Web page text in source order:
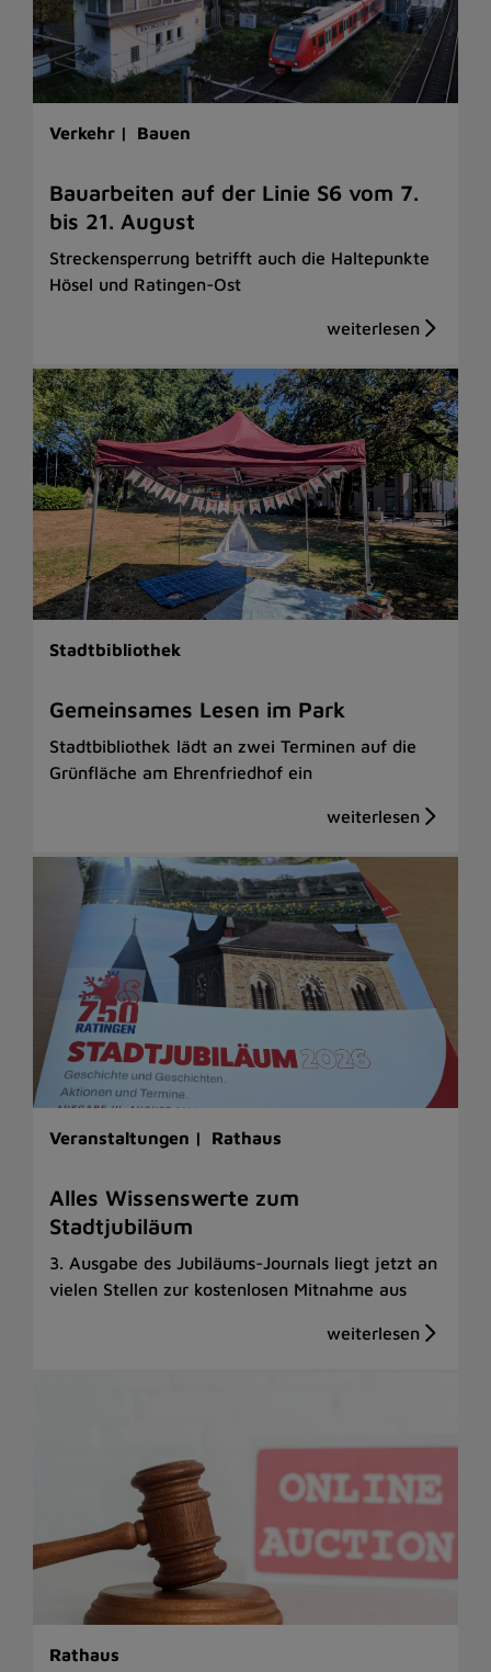
Verkehr | Bauen
Bauarbeiten auf der Linie S6 vom 7.
bis 21. August
Streckensperrung betrifft auch die Haltepunkte
Hösel und Ratingen-Ost
Stadtbibliothek
Gemeinsames Lesen im Park
Stadtbibliothek lädt an zwei Terminen auf die
Grünfläche am Ehrenfriedhof ein
Veranstaltungen | Rathaus
Alles Wissenswerte zum
Stadtjubiläum
3. Ausgabe des Jubiläums-Journals liegt jetzt an
vielen Stellen zur kostenlosen Mitnahme aus
Rathaus